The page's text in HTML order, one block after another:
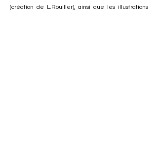
(création de L.Rouiller), ainsi que les illustrations